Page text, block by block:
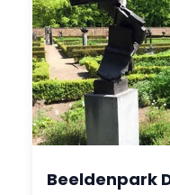
Beeldenpark